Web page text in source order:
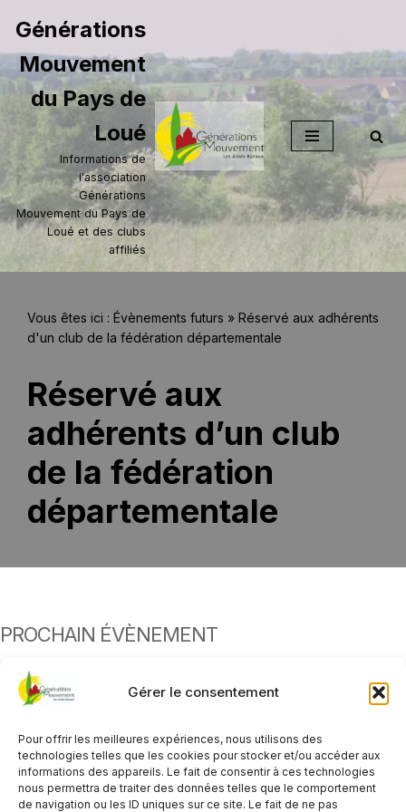
Gérer le consentement
Pour offrir les meilleures expériences, nous utilisons des
technologies telles que les cookies pour stocker et/ou accéder aux
informations des appareils. Le fait de consentir à ces technologies
nous permettra de traiter des données telles que le comportement
de navigation ou les ID uniques sur ce site. Le fait de ne pas
Aller
au
contenu
Générations
Mouvement
du Pays de
Loué
Informations de
l'association
Générations
Mouvement du Pays de
Loué et des clubs
affiliés
Vous êtes ici : Évènements futurs » Réservé aux adhérents
d'un club de la fédération départementale
Réservé aux
adhérents d’un club
de la fédération
départementale
PROCHAIN ÉVÈNEMENT
Ensemble sur les chemins de la convivialité
septembre 2026 - Toute la journée
Tout voir
DESCRIPTION